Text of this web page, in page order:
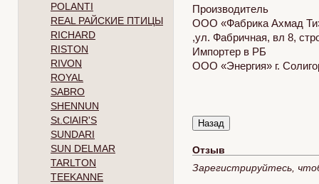
POLANTI
REAL РАЙСКИЕ ПТИЦЫ
RICHARD
RISTON
RIVON
ROYAL
SABRO
SHENNUN
St.ClAIR'S
SUNDARI
SUN DELMAR
TARLTON
TEEKANNE
Производитель
ООО «Фабрика Ахмад
,ул. Фабричная, вл 8,
Импортер в РБ
ООО «Энергия» г.
Отзыв
Зарегистрируйтесь,